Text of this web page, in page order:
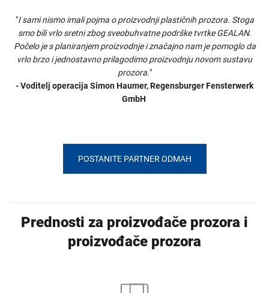
"I sami nismo imali pojma o proizvodnji plastičnih prozora. Stoga
smo bili vrlo sretni zbog sveobuhvatne podrške tvrtke GEALAN.
Počelo je s planiranjem proizvodnje i značajno nam je pomoglo da
vrlo brzo i jednostavno prilagodimo proizvodnju novom sustavu
prozora."
- Voditelj operacija Simon Haumer, Regensburger Fensterwerk
GmbH
POSTANITE PARTNER ODMAH
Prednosti za proizvođače prozora i
proizvođače prozora